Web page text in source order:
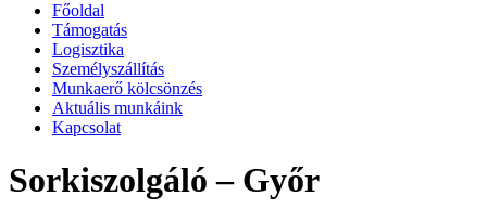
Főoldal
Támogatás
Logisztika
Személyszállítás
Munkaerő kölcsönzés
Aktuális munkáink
Kapcsolat
Sorkiszolgáló – Győr